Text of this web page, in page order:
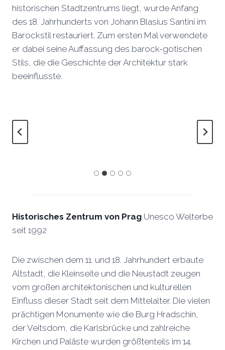
historischen Stadtzentrums liegt, wurde Anfang
des 18. Jahrhunderts von Johann Blasius Santini im
Barockstil restauriert. Zum ersten Mal verwendete
er dabei seine Auffassung des barock-gotischen
Stils, die die Geschichte der Architektur stark
beeinflusste.
Historisches Zentrum von Prag Unesco Welterbe
seit 1992
Die zwischen dem 11. und 18. Jahrhundert erbaute
Altstadt, die Kleinseite und die Neustadt zeugen
vom großen architektonischen und kulturellen
Einfluss dieser Stadt seit dem Mittelalter. Die vielen
prächtigen Monumente wie die Burg Hradschin,
der Veitsdom, die Karlsbrücke und zahlreiche
Kirchen und Paläste wurden größtenteils im 14.